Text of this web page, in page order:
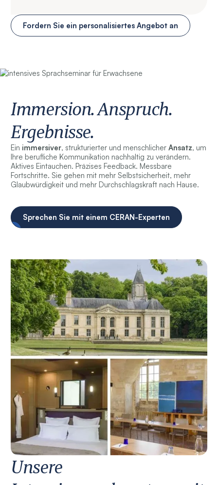
Fordern Sie ein personalisiertes Angebot an
Immersion. Anspruch.
Ergebnisse.
Ein immersiver, strukturierter und menschlicherAnsatz, um
Ihre berufliche Kommunikation nachhaltig zu verändern.
Aktives Eintauchen. Präzises Feedback. Messbare
Fortschritte. Sie gehen mit mehr Selbstsicherheit, mehr
Glaubwürdigkeit und mehr Durchschlagskraft nach Hause.
Sprechen Sie mit einem CERAN-Experten
Unsere